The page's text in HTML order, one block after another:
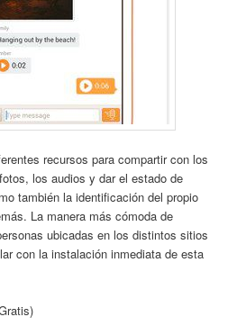
recursos para compartir con los
los audios y dar el estado de
también la identificación del propio
La manera más cómoda de
ubicadas en los distintos sitios
con la instalación inmediata de esta